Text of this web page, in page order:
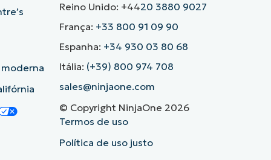
Reino Unido: +4420 3880 9027
França: +33 800 91 09 90
Espanha: +34 930 03 80 68
Itália: (+39) 800 974 708
sales@ninjaone.com
© Copyright NinjaOne 2026
Termos de uso
Política de uso justo